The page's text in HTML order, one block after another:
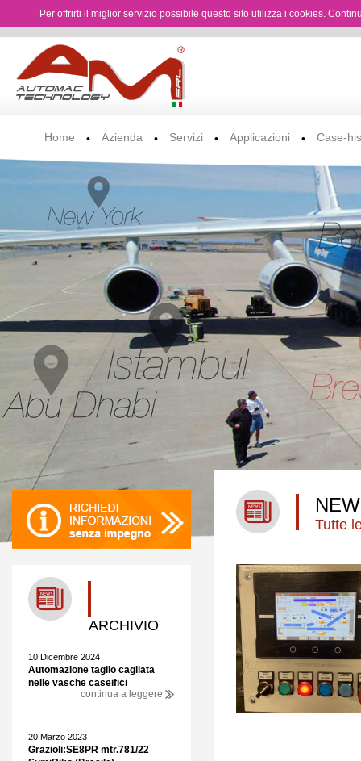
Per offrirti il miglior servizio possibile questo sito utilizza i cookies.
Home • Azienda • Servizi • Applicazioni • Case-
ARCHIVIO
10 Dicembre 2024
Automazione taglio cagliata
nelle vasche caseifici
continua a leggere
20 Marzo 2023
Grazioli:SE8PR mtr.781/22
Tutte